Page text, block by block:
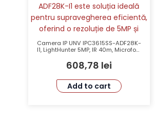
Camera IP UNV IPC3615SS-ADF28K-
I1, LightHunter 5MP, IR 40m, Microfon,
Avansată
608,78 lei
Add to cart